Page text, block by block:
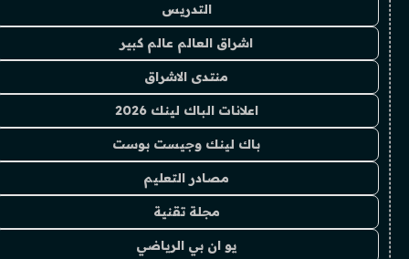
التدريس
اشراق العالم عالم كبير
منتدى الاشراق
اعلانات الباك لينك 2026
باك لينك وجيست بوست
مصادر التعليم
مجلة تقنية
يو ان بي الرياضي